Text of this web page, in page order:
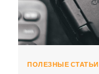
ПОЛЕЗНЫЕ СТАТЬИ